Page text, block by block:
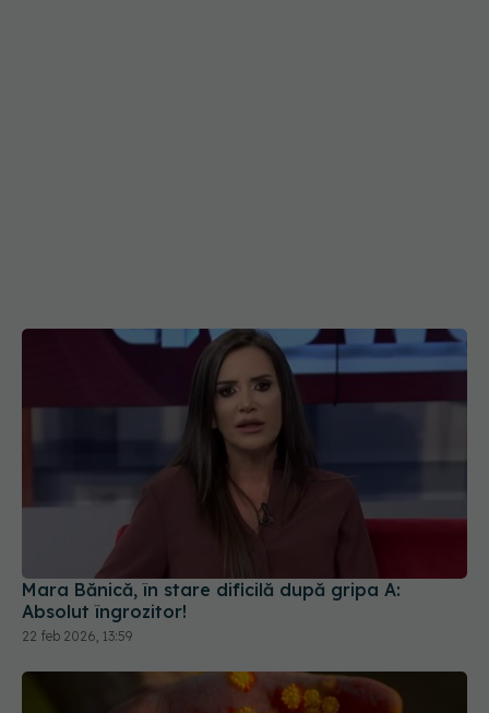
Mara Bănică, în stare dificilă după gripa A:
Absolut îngrozitor!
22 feb 2026, 13:59